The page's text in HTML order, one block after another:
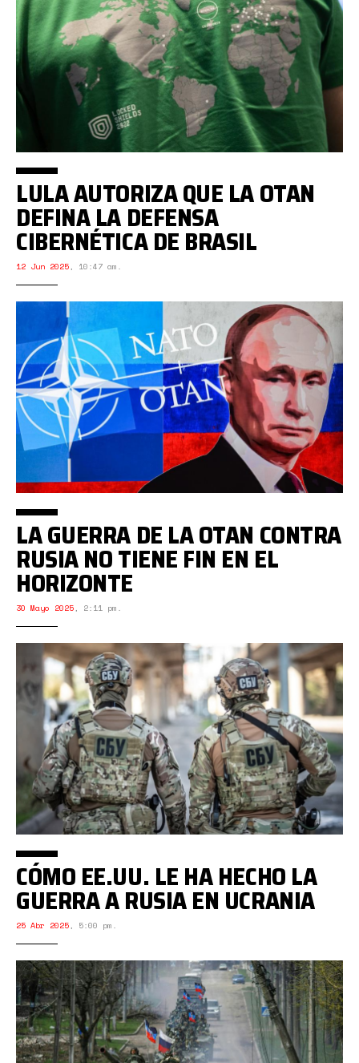
LULA AUTORIZA QUE LA OTAN
DEFINA LA DEFENSA
CIBERNÉTICA DE BRASIL
12 Jun 2025, 10:47 am.
LA GUERRA DE LA OTAN CONTRA
RUSIA NO TIENE FIN EN EL
HORIZONTE
30 Mayo 2025, 2:11 pm.
CÓMO EE.UU. LE HA HECHO LA
GUERRA A RUSIA EN UCRANIA
25 Abr 2025, 5:00 pm.